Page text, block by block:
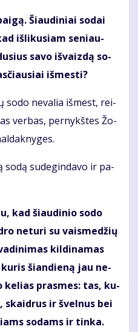
Šiau­di­niai so­dai
iš­li­ku­siam se­niau­
sa­vo iš­vaiz­dą so­
iš­mes­ti?
so­do ne­va­lia iš­mest, rei­
ver­bas, per­nykš­tes Žo­
so­dą su­de­gin­da­vo ir pa­
kad šiau­di­nio so­do
ne­tu­ri su vais­me­džių
kil­di­na­mas
ku­ris šian­die­ną jau ne­
ke­lias pras­mes: tas, ku­
skaid­rus ir švel­nus bei
so­dams ir tin­ka.